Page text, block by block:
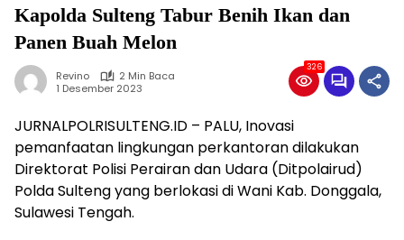
Kapolda Sulteng Tabur Benih Ikan dan
Panen Buah Melon
Revino
2 Min Baca
1 Desember 2023
326
JURNALPOLRISULTENG.ID – PALU, Inovasi
pemanfaatan lingkungan perkantoran dilakukan
Direktorat Polisi Perairan dan Udara (Ditpolairud)
Polda Sulteng yang berlokasi di Wani Kab. Donggala,
Sulawesi Tengah.